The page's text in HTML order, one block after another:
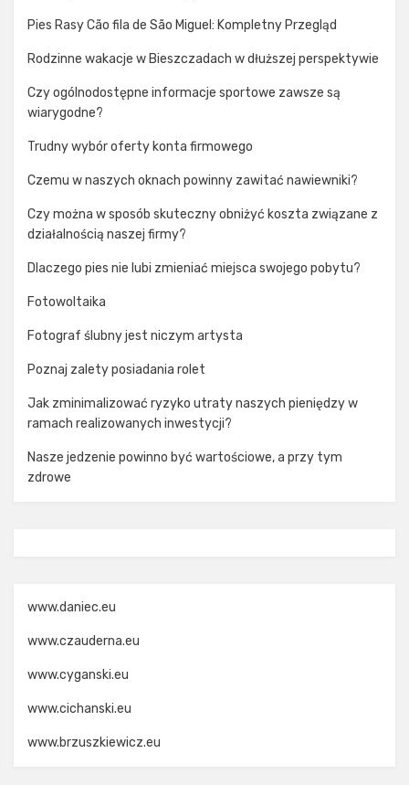
Pies Rasy Cão fila de São Miguel: Kompletny Przegląd
Rodzinne wakacje w Bieszczadach w dłuższej perspektywie
Czy ogólnodostępne informacje sportowe zawsze są
wiarygodne?
Trudny wybór oferty konta firmowego
Czemu w naszych oknach powinny zawitać nawiewniki?
Czy można w sposób skuteczny obniżyć koszta związane z
działalnością naszej firmy?
Dlaczego pies nie lubi zmieniać miejsca swojego pobytu?
Fotowoltaika
Fotograf ślubny jest niczym artysta
Poznaj zalety posiadania rolet
Jak zminimalizować ryzyko utraty naszych pieniędzy w
ramach realizowanych inwestycji?
Nasze jedzenie powinno być wartościowe, a przy tym
zdrowe
www.daniec.eu
www.czauderna.eu
www.cyganski.eu
www.cichanski.eu
www.brzuszkiewicz.eu